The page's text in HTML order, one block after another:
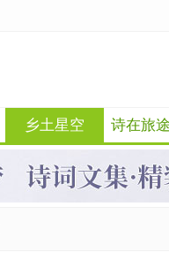
乡土星空 诗在旅